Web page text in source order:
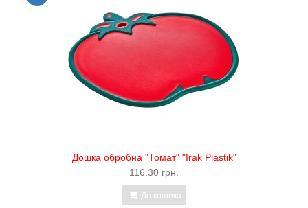
Дошка обробна "Томат" "Irak Plastik"
116.30 грн.
До кошика